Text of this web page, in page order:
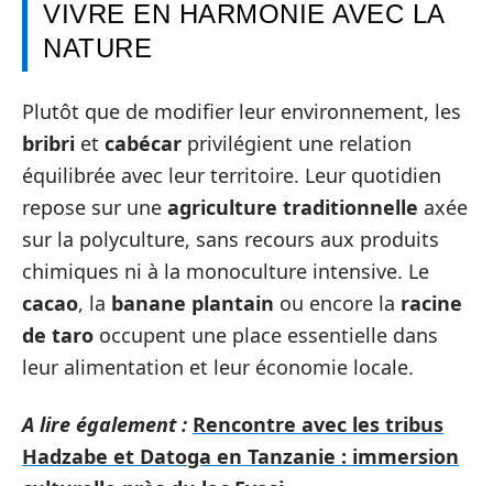
VIVRE EN HARMONIE AVEC LA
NATURE
Plutôt que de modifier leur environnement, les
bribri et cabécar privilégient une relation
équilibrée avec leur territoire. Leur quotidien
repose sur une agriculture traditionnelle axée
sur la polyculture, sans recours aux produits
chimiques ni à la monoculture intensive. Le
cacao, la banane plantain ou encore la racine
de taro occupent une place essentielle dans
leur alimentation et leur économie locale.
A lire également : Rencontre avec les tribus
Hadzabe et Datoga en Tanzanie : immersion